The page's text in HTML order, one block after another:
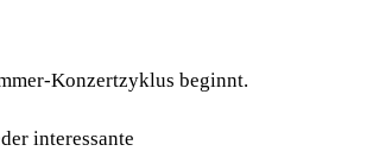
Konzertzyklus beginnt.
interessante